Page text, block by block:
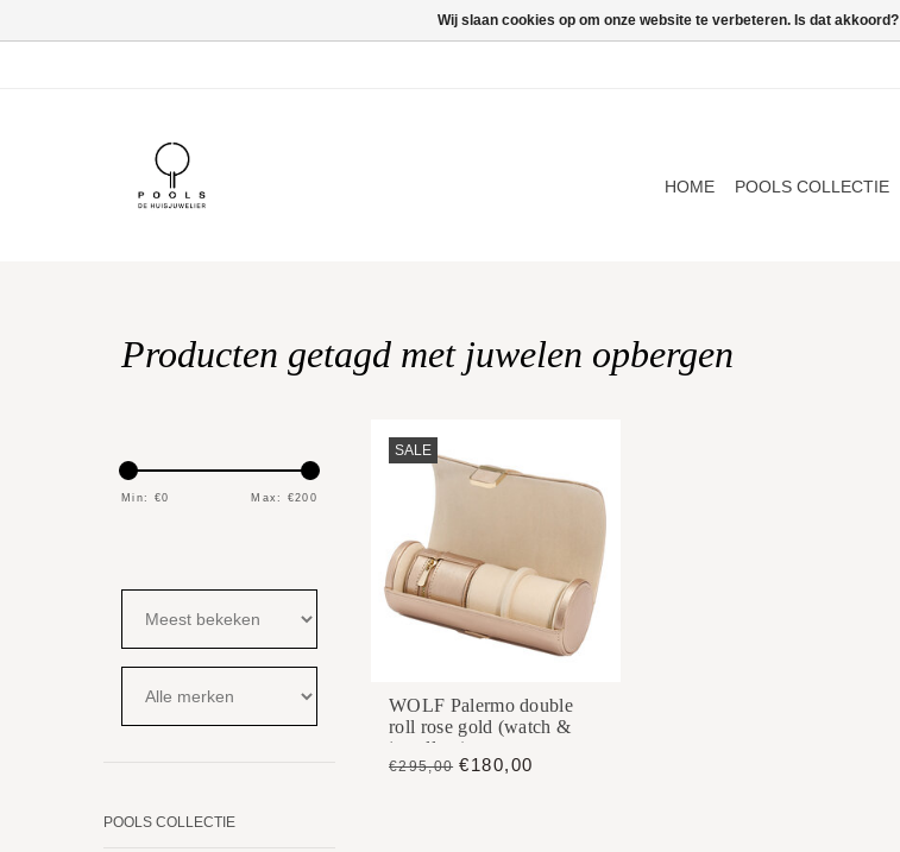
HOME POOLS COLLECTIE
Producten getagd met juwelen opbergen
Min: €0 Max: €200
POOLS COLLECTIE
SALE
WOLF Palermo double
roll rose gold (watch &
jewellery)
€295,00 €180,00
Wij slaan cookies op om onze website te verbeteren. Is dat akkoord?